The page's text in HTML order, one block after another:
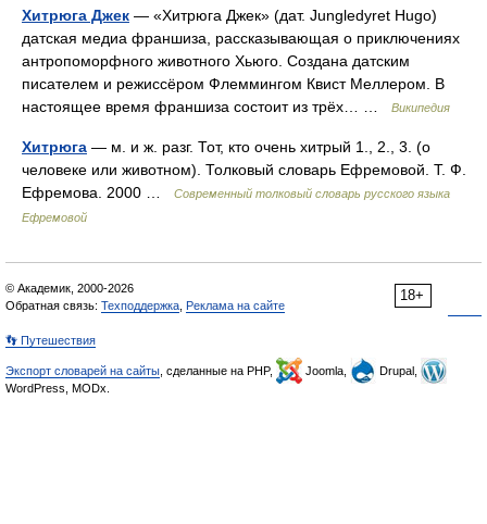
Хитрюга Джек — «Хитрюга Джек» (дат. Jungledyret Hugo)
датская медиа франшиза, рассказывающая о приключениях
антропоморфного животного Хьюго. Создана датским
писателем и режиссёром Флеммингом Квист Меллером. В
настоящее время франшиза состоит из трёх… …
Википедия
Хитрюга — м. и ж. разг. Тот, кто очень хитрый 1., 2., 3. (о
человеке или животном). Толковый словарь Ефремовой. Т. Ф.
Ефремова. 2000 …
Современный толковый словарь русского языка
Ефремовой
18+
© Академик, 2000-2026
Обратная связь: Техподдержка Реклама на сайте
👣 Путешествия
Экспорт словарей на сайты , сделанные на PHP, Joomla,
Drupal,
WordPress, MODx.